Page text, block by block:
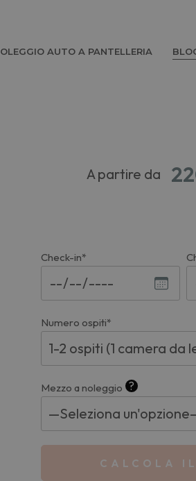
AUTO A PANTELLERIA
A partire da
Check-in*
Numero ospiti*
Mezzo a noleggio ?
CALCOLA